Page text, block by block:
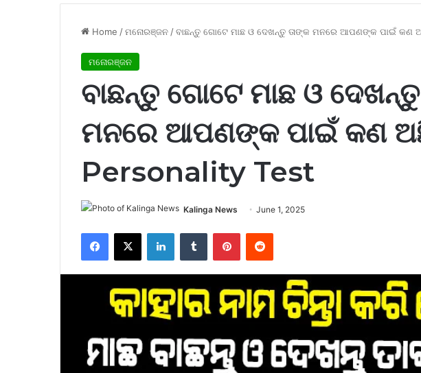
Home /ମନୋରଞ୍ଜନ /ବାଛନ୍ତୁ ଗୋଟେ ମାଛ ଓ ଦେଖନ୍ତୁ ତାଙ୍କ ମନରେ ଆପଣଙ୍କ ପାଇଁ କଣ
ମନୋରଞ୍ଜନ
ବାଛନ୍ତୁ ଗୋଟେ ମାଛ ଓ
ମନରେ ଆପଣଙ୍କ ପାଇଁ କଣ
Personality Test
Kalinga News June 1, 2025
Facebook
X LinkedInTumblr PinterestReddit